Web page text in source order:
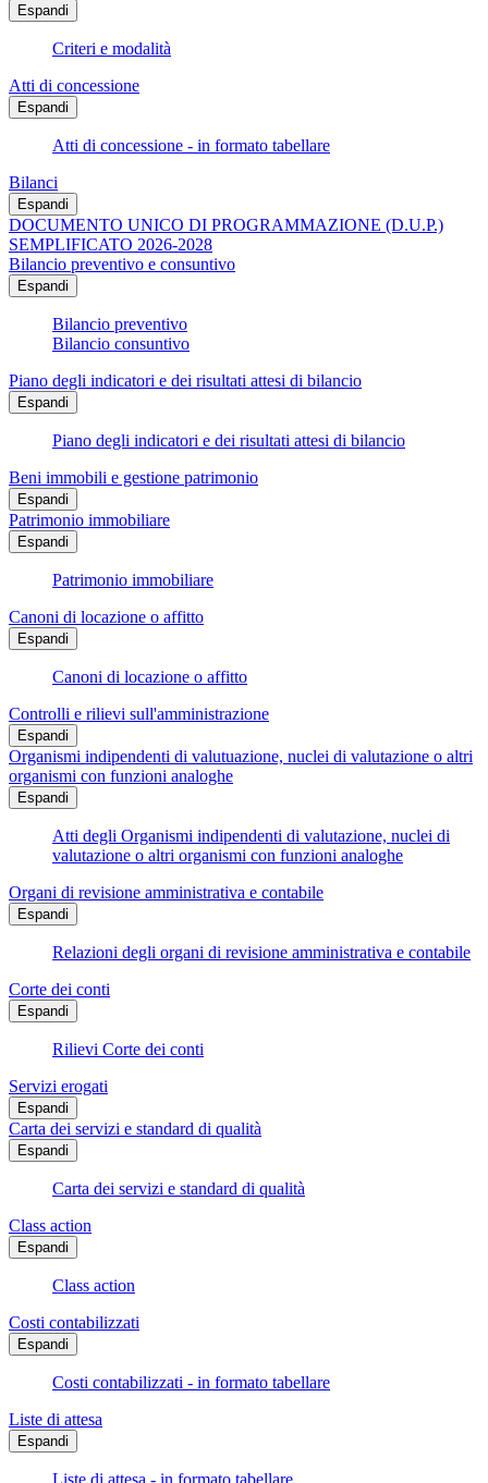
Espandi
Criteri e modalità
Atti di concessione
Espandi
Atti di concessione - in formato tabellare
Bilanci
Espandi
DOCUMENTO UNICO DI PROGRAMMAZIONE (D.U.P.)
SEMPLIFICATO 2026-2028
Bilancio preventivo e consuntivo
Espandi
Bilancio preventivo
Bilancio consuntivo
Piano degli indicatori e dei risultati attesi di bilancio
Espandi
Piano degli indicatori e dei risultati attesi di bilancio
Beni immobili e gestione patrimonio
Espandi
Patrimonio immobiliare
Espandi
Patrimonio immobiliare
Canoni di locazione o affitto
Espandi
Canoni di locazione o affitto
Controlli e rilievi sull'amministrazione
Espandi
Organismi indipendenti di valutuazione, nuclei di valutazione o altri
organismi con funzioni analoghe
Espandi
Atti degli Organismi indipendenti di valutazione, nuclei di
valutazione o altri organismi con funzioni analoghe
Organi di revisione amministrativa e contabile
Espandi
Relazioni degli organi di revisione amministrativa e contabile
Corte dei conti
Espandi
Rilievi Corte dei conti
Servizi erogati
Espandi
Carta dei servizi e standard di qualità
Espandi
Carta dei servizi e standard di qualità
Class action
Espandi
Class action
Costi contabilizzati
Espandi
Costi contabilizzati - in formato tabellare
Liste di attesa
Espandi
Liste di attesa - in formato tabellare